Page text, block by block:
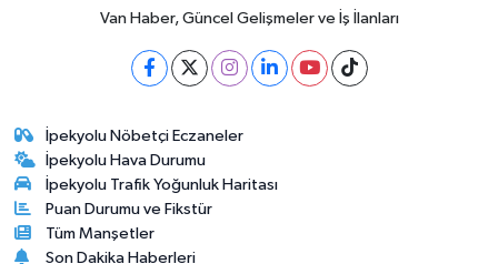
Van Haber, Güncel Gelişmeler ve İş İlanları
İpekyolu Nöbetçi Eczaneler
İpekyolu Hava Durumu
İpekyolu Trafik Yoğunluk Haritası
Puan Durumu ve Fikstür
Tüm Manşetler
Son Dakika Haberleri